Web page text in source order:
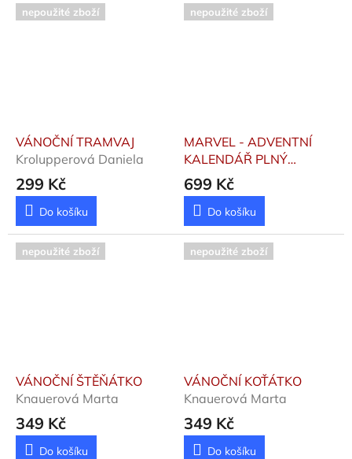
nepoužité zboží
VÁNOČNÍ TRAMVAJ
Krolupperová Daniela
299 Kč
Do košíku
nepoužité zboží
MARVEL - ADVENTNÍ
KALENDÁŘ PLNÝ
SUPERHRDINŮ
699 Kč
Do košíku
nepoužité zboží
VÁNOČNÍ ŠTĚŇÁTKO
Knauerová Marta
349 Kč
Do košíku
nepoužité zboží
VÁNOČNÍ KOŤÁTKO
Knauerová Marta
349 Kč
Do košíku